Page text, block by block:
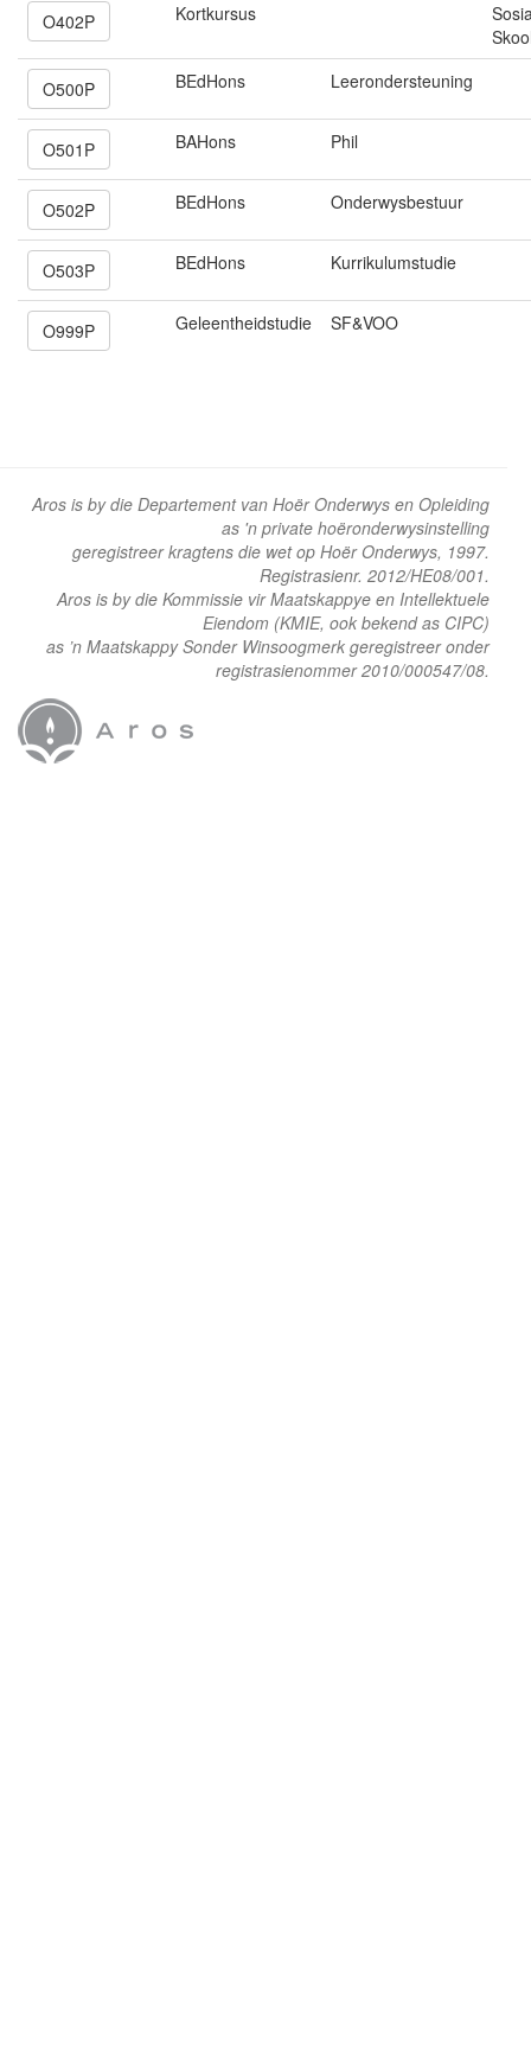
O402P Kortkursus
O500P BEdHons Leerondersteuning
O501P BAHons Phil
O502P BEdHons Onderwysbestuur
O503P BEdHons Kurrikulumstudie
O999P Geleentheidstudie SF&VOO
Aros is by die Departement van Hoër Onderwys en Opleiding
as 'n private hoëronderwysinstelling
geregistreer kragtens die wet op Hoër Onderwys, 1997.
Registrasienr. 2012/HE08/001.
Aros is by die Kommissie vir Maatskappye en Intellektuele
Eiendom (KMIE, ook bekend as CIPC)
as ’n Maatskappy Sonder Winsoogmerk geregistreer onder
registrasienommer 2010/000547/08.